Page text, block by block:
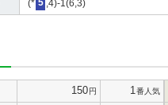
(* 5 ,4)-1(6,3)
150円 1 番人気